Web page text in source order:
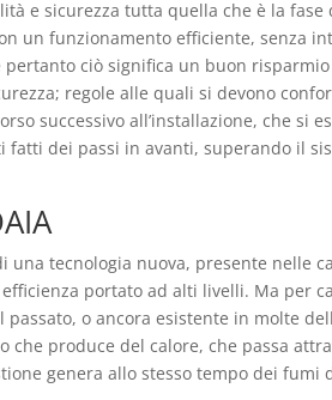
e sicurezza tutta quella che è la
un funzionamento efficiente, senza
ciò significa un buon
regole alle quali si devono
successivo all’installazione, che si
dei passi in avanti, superando il
una tecnologia nuova, presente nelle
portato ad alti livelli. Ma per
o ancora esistente in molte
produce del calore, che passa
genera allo stesso tempo dei fumi